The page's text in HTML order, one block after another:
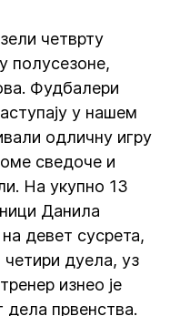
четврту
полусезоне,
Фудбалери
у нашем
одличну игру
сведоче и
На укупно 13
Данила
девет сусрета,
дуела, уз
изнео је
дела првенства.